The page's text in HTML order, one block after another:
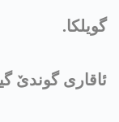
گويلکا.
ئاقاری گوندێ